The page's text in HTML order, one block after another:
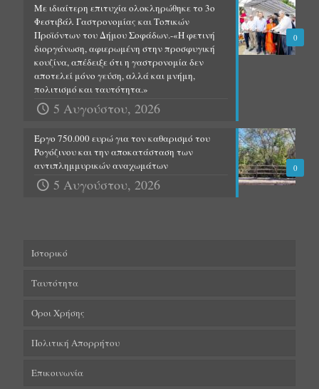
0
Με ιδιαίτερη επιτυχία ολοκληρώθηκε το 3ο
Φεστιβάλ Γαστρονομίας και Τοπικών
Προϊόντων του Δήμου Σοφάδων.-«Η φετινή
διοργάνωση, αφιερωμένη στην προσφυγική
κουζίνα, απέδειξε ότι η γαστρονομία δεν
αποτελεί μόνο γεύση, αλλά και μνήμη,
πολιτισμό και ταυτότητα.»
5 Αυγούστου, 2026
0
Έργο 750.000 ευρώ για τον καθαρισμό του
Ρογόζινου και την αποκατάσταση των
αντιπλημμυρικών αναχωμάτων
5 Αυγούστου, 2026
Ιστορικό
Ταυτότητα
Όροι Χρήσης
Πολιτική Απορρήτου
Επικοινωνία